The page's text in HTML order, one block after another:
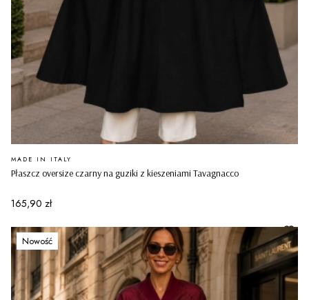
Płaszcz oversize czarny na guziki z kieszeniami Tavagnacco
PRODUCENT
MADE IN ITALY
Cena
165,90 zł
Nowość